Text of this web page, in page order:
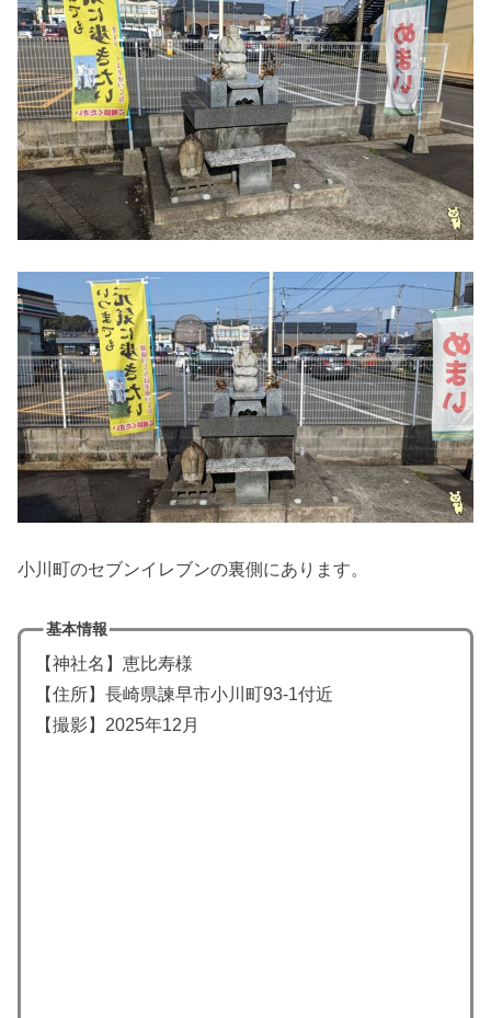
小川町のセブンイレブンの裏側にあります。
基本情報
【神社名】恵比寿様
【住所】長崎県諫早市小川町93-1付近
【撮影】2025年12月